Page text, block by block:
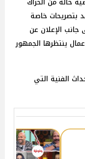
بتصريحات خاصة
الإعلان عن
ينتظرها الجمهور
الفنية التي